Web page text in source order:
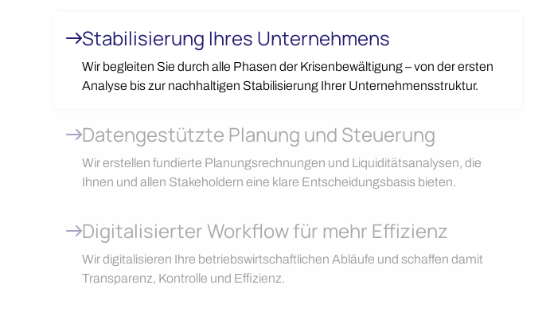
Stabilisierung Ihres Unternehmens
Wir begleiten Sie durch alle Phasen der Krisenbewältigung – von der ersten
Analyse bis zur nachhaltigen Stabilisierung Ihrer Unternehmensstruktur.
Datengestützte Planung und Steuerung
Wir erstellen fundierte Planungsrechnungen und Liquiditätsanalysen, die
Ihnen und allen Stakeholdern eine klare Entscheidungsbasis bieten.
Digitalisierter Workflow für mehr Effizienz
Wir digitalisieren Ihre betriebswirtschaftlichen Abläufe und schaffen damit
Transparenz, Kontrolle und Effizienz.